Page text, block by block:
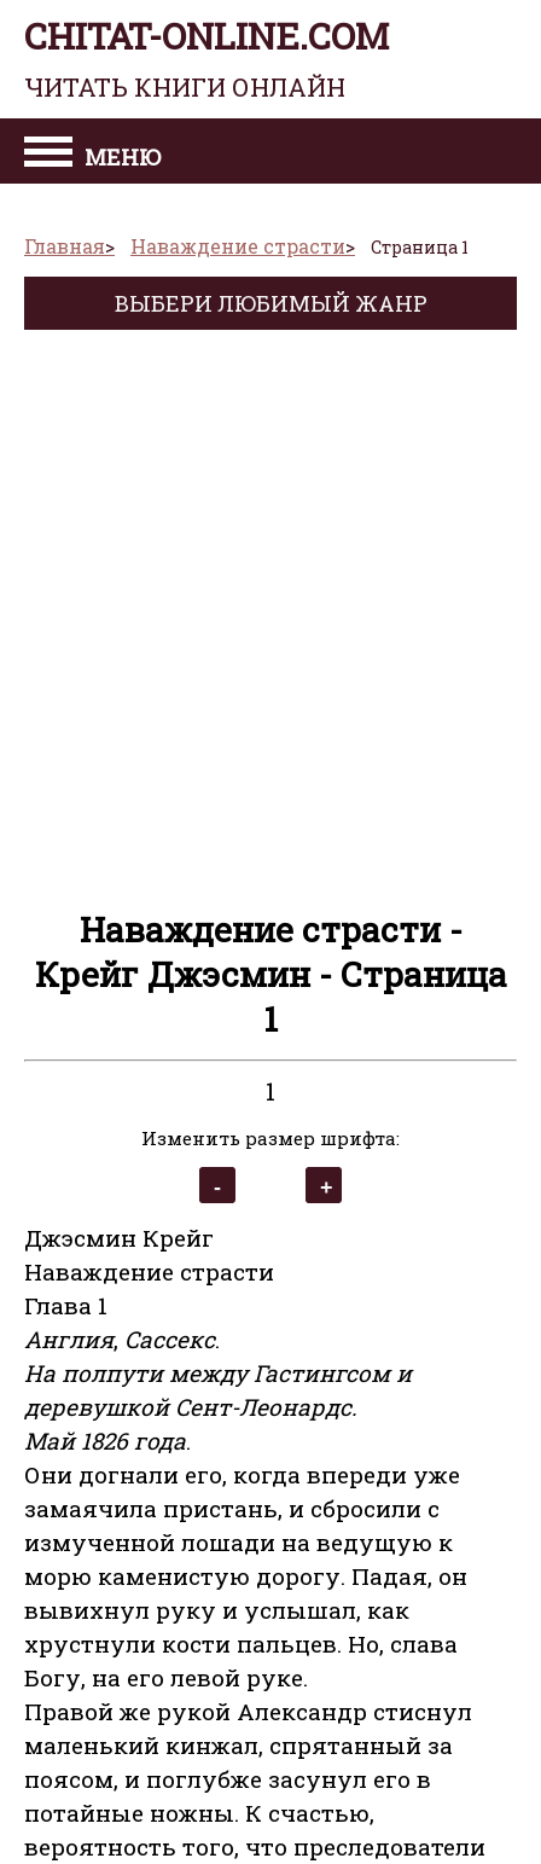
CHITAT-ONLINE.COM
ЧИТАТЬ КНИГИ ОНЛАЙН
МЕНЮ
Главная Наваждение страсти Страница 1
ВЫБЕРИ ЛЮБИМЫЙ ЖАНР
Наваждение страсти -
Крейг Джэсмин - Страница
1
1
Изменить размер шрифта:
Джэсмин Крейг
Наваждение страсти
Глава 1
Англия, Сассекс.
На полпути между Гастингсом и
деревушкой Сент-Леонардс.
Май 1826 года.
Они догнали его, когда впереди уже
замаячила пристань, и сбросили с
измученной лошади на ведущую к
морю каменистую дорогу. Падая, он
вывихнул руку и услышал, как
хрустнули кости пальцев. Но, слава
Богу, на его левой руке.
Правой же рукой Александр стиснул
маленький кинжал, спрятанный за
поясом, и поглубже засунул его в
потайные ножны. К счастью,
вероятность того, что преследователи